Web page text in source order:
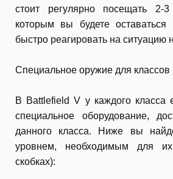
стоит регулярно посещать 2-3
которым вы будете
быстро реагировать на ситуацию
Специальное оружие для классов
В Battlefield V у каждого класса
специальное оборудование,
данного класса. Ниже вы
уровнем, необходимым для их
скобках):